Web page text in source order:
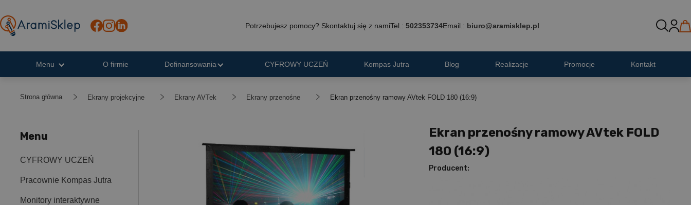
Potrzebujesz pomocy? Skontaktuj się z namiTel.: 502353734Email.: biuro@aramisklep.pl
Menu O firmie Dofinansowania CYFROWY UCZEŃ Kompas Jutra Blog Realizacje Promocje Kontakt
Strona główna Ekrany projekcyjne Ekrany AVTek Ekrany przenośne Ekran przenośny ramowy AVtek FOLD 180 (16:9)
Menu
CYFROWY UCZEŃ
Pracownie Kompas Jutra
Monitory interaktywne
Ekran przenośny ramowy AVtek FOLD
180 (16:9)
Producent: